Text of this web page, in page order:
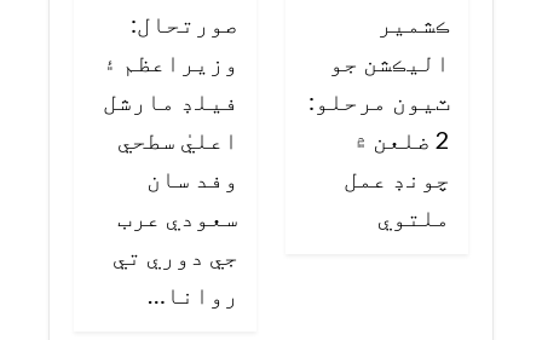
ڪشمير
اليڪشن جو
ٽيون مرحلو:
2 ضلعن ۾
چونڊ عمل
ملتوي
صورتحال:
وزيراعظم ۽
فيلڊ مارشل
اعليٰ سطحي
وفد سان
سعودي عرب
جي دوري تي
روانا…